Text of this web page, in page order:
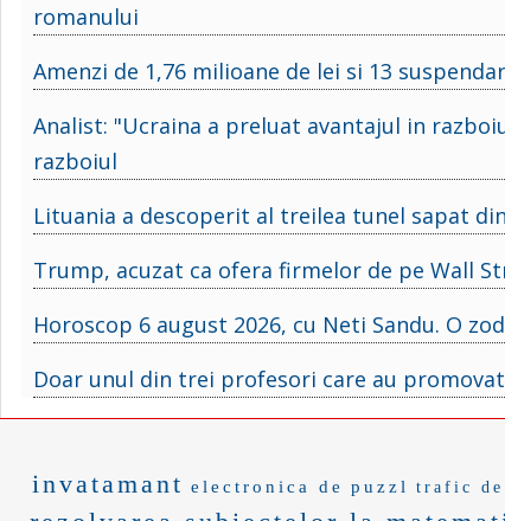
romanului
Amenzi de 1,76 milioane de lei si 13
Analist: "Ucraina a preluat avantajul in
razboiul
Lituania a descoperit al treilea tunel sapat
Trump, acuzat ca ofera firmelor de pe Wall
Horoscop 6 august 2026, cu Neti Sandu. O
Doar unul din trei profesori care au
invatamant electronica de puzzl trafic